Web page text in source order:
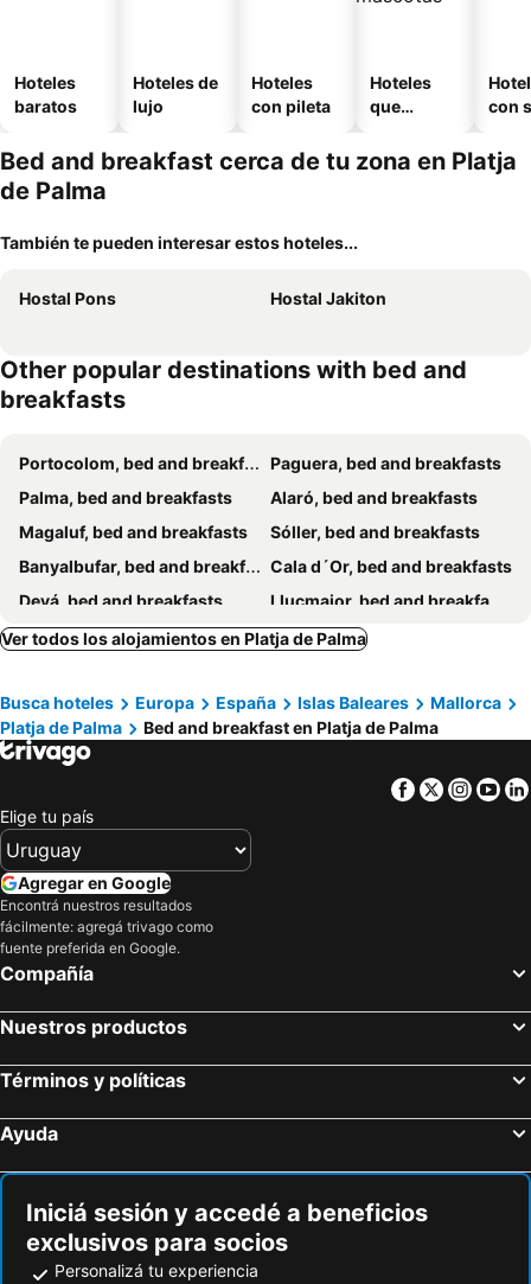
Hoteles
baratos
Hoteles de
lujo
Hoteles
con pileta
Hoteles
que
mascotas
con
Bed and breakfast cerca de tu zona en Platja
de Palma
También te pueden interesar estos hoteles...
Hostal Pons Hostal Jakiton
Other popular destinations with bed and
breakfasts
Portocolom, bed and breakfasts
Paguera, bed and breakfasts
Palma, bed and breakfasts
Alaró, bed and breakfasts
Magaluf, bed and breakfasts
Sóller, bed and breakfasts
Banyalbufar, bed and breakfasts
Cala d´Or, bed and breakfasts
Deyá, bed and breakfasts
Llucmajor, bed and breakfasts
Cala Santanyi, bed and breakfasts
Valldemossa, bed and breakfasts
Manacor, bed and breakfasts
Cala Murada, bed and breakfasts
Porreres, bed and breakfasts
Santa Maria del Camí, bed and breakfasts
Campos, bed and breakfasts
Llubí, bed and breakfasts
Calvia, bed and breakfasts
Santanyí, bed and breakfasts
Felanitx, bed and breakfasts
Santa Margarita, bed and breakfasts
Can Picafort, bed and breakfasts
Ver todos los alojamientos en Platja de Palma
Busca hoteles Europa España Islas Baleares
Mallorca
Platja de Palma
Bed and breakfast en Platja de Palma
Facebook
Twitter
Elige tu país
Agregar en Google
Encontrá nuestros resultados
fácilmente: agregá trivago como
fuente preferida en Google.
Compañía
Nuestros productos
Términos y políticas
Ayuda
Iniciá sesión y accedé a beneficios
exclusivos para socios
Personalizá tu experiencia